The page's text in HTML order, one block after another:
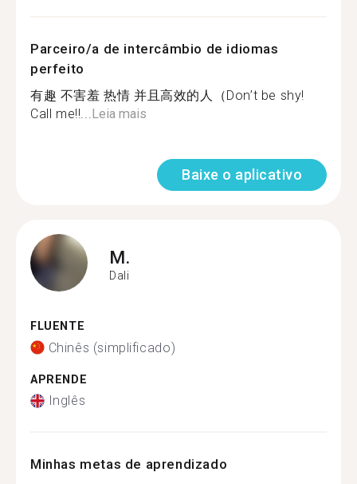
Parceiro/a de intercâmbio de idiomas
perfeito
有趣 不害羞 热情 并且高效的人（Don’t be shy!
Call me!!...Leia mais
Baixe o aplicativo
M.
Dali
FLUENTE
Chinês (simplificado)
APRENDE
Inglês
Minhas metas de aprendizado